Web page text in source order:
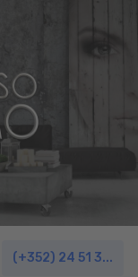
(+352) 24 51 3...